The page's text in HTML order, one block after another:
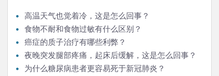
高温天气也觉着冷，这是怎么回事？
食物不耐和食物过敏有什么区别？
癌症的质子治疗有哪些利弊？
夜晚突发腿部疼痛，起床后缓解，这是怎么回事？
为什么糖尿病患者更容易死于新冠肺炎？